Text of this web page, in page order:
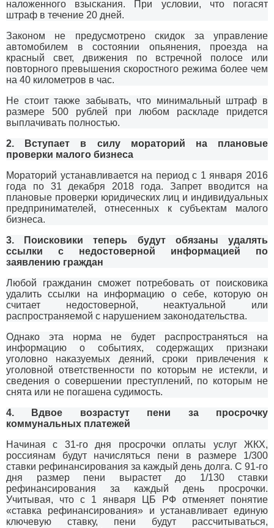
наложенного взыскания. При условии, что погасят
штраф в течение 20 дней.
Законом не предусмотрено скидок за управление
автомобилем в состоянии опьянения, проезда на
красный свет, движения по встречной полосе или
повторного превышения скоростного режима более чем
на 40 километров в час.
Не стоит также забывать, что минимальный штраф в
размере 500 рублей при любом раскладе придется
выплачивать полностью.
2. Вступает в силу мораторий на плановые
проверки малого бизнеса
Мораторий устанавливается на период с 1 января 2016
года по 31 декабря 2018 года. Запрет вводится на
плановые проверки юридических лиц и индивидуальных
предпринимателей, отнесенных к субъектам малого
бизнеса.
3. Поисковики теперь будут обязаны удалять
ссылки с недостоверной информацией по
заявлению граждан
Любой гражданин сможет потребовать от поисковика
удалить ссылки на информацию о себе, которую он
считает недостоверной, неактуальной или
распространяемой с нарушением законодательства.
Однако эта норма не будет распространяться на
информацию о событиях, содержащих признаки
уголовно наказуемых деяний, сроки привлечения к
уголовной ответственности по которым не истекли, и
сведения о совершении преступлений, по которым не
снята или не погашена судимость.
4. Вдвое возрастут пени за просрочку
коммунальных платежей
Начиная с 31-го дня просрочки оплаты услуг ЖКХ,
россиянам будут начисляться пени в размере 1/300
ставки рефинансирования за каждый день долга. С 91-го
дня размер пени вырастет до 1/130 ставки
рефинансирования за каждый день просрочки.
Учитывая, что с 1 января ЦБ РФ отменяет понятие
«ставка рефинансирования» и устанавливает единую
ключевую ставку, пени будут рассчитываться,